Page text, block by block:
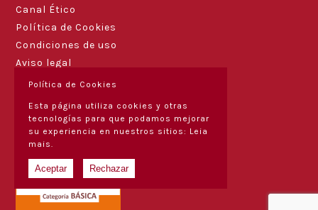
Canal Ético
Política de Cookies
Condiciones de uso
Aviso legal
Política de Cookies
Esta página utiliza cookies y otras
tecnologías para que podamos mejorar
su experiencia en nuestros sitios: Leia
mais.
Aceptar Rechazar